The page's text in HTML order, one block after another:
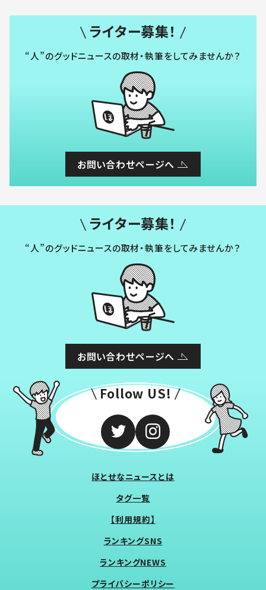
ライター募集！
“人”のグッドニュースの取材・執筆をしてみませんか？
お問い合わせページへ
ライター募集！
“人”のグッドニュースの取材・執筆をしてみませんか？
お問い合わせページへ
Follow US!
ほとせなニュースとは
タグ一覧
【利用規約】
ランキングSNS
ランキングNEWS
プライバシーポリシー